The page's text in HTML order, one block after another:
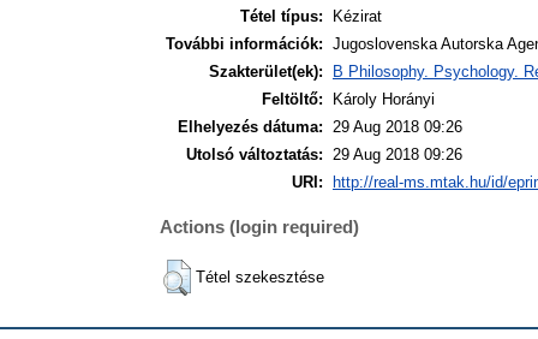
Tétel típus:
Kézirat
További információk: Jugoslovenska Autorska
Szakterület(ek):
B Philosophy. Psychology.
Feltöltő:
Károly Horányi
Elhelyezés dátuma: 29 Aug 2018 09:26
Utolsó változtatás: 29 Aug 2018 09:26
URI:
http://real-ms.mtak.hu/id/
Actions (login required)
Tétel szekesztése